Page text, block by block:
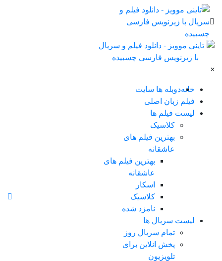
×
خانهدوبله ها سایت
فیلم زبان اصلی
لیست فیلم ها
کلاسیک
بهترین فیلم های
عاشقانه
بهترین فیلم های
عاشقانه
اسکار
کلاسیک
نامزد شده
لیست سریال ها
تمام سریال روز
پخش انلاین برای
تلویزیون